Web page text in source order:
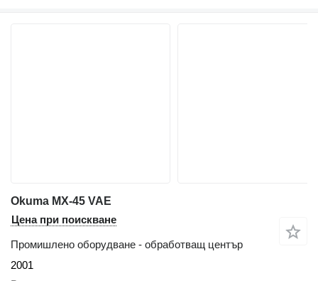
Okuma MX-45 VAE
Цена при поискване
Промишлено оборудване - обработващ център
2001